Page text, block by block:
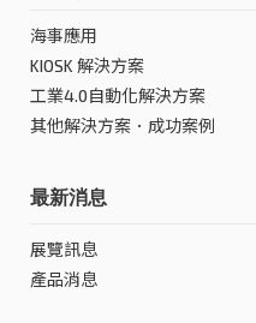
海事應用
KIOSK 解決方案
工業4.0自動化解決方案
其他解決方案．成功案例
最新消息
展覽訊息
產品消息